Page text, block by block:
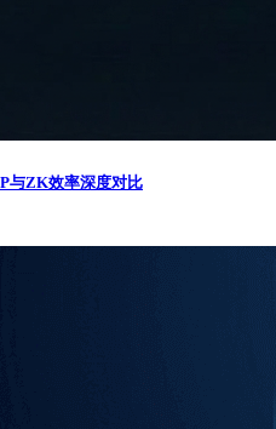
与ZK效率深度对比